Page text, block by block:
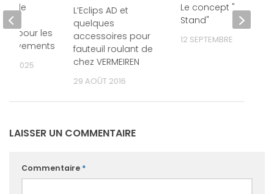
L’Eclips AD et
quelques
accessoires pour
fauteuil roulant de
chez VERMEIREN
29 AOÛT 2016
Le concept "Sit and
Stand"
12 SEPTEMBRE 2014
le
pour les
2025
LAISSER UN COMMENTAIRE
Commentaire *